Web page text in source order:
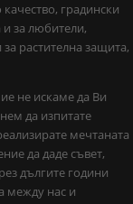
градински
и за любители,
растителна защита,
не искаме да Ви
да изпитате
мечтаната
да даде съвет,
дългите години
между нас и